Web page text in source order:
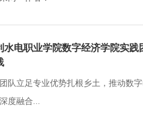
水电职业学院数字经济学院实践
队立足专业优势扎根乡土，推动数
度融合...